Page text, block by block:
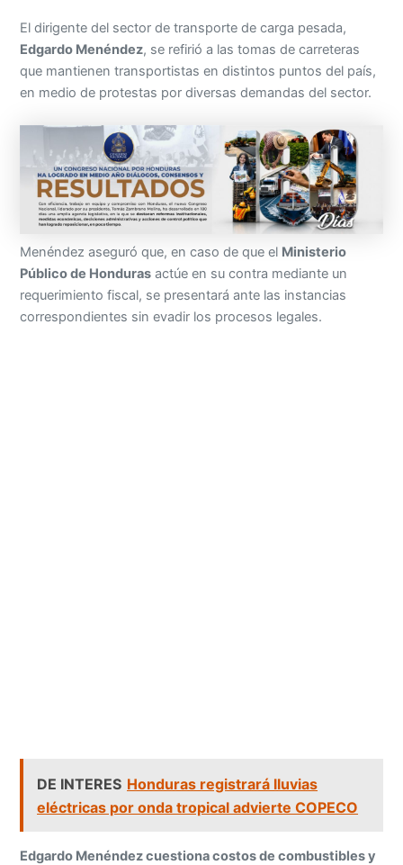
El dirigente del sector de transporte de carga pesada,
Edgardo Menéndez, se refirió a las tomas de carreteras
que mantienen transportistas en distintos puntos del país,
en medio de protestas por diversas demandas del sector.
Menéndez aseguró que, en caso de que el Ministerio
Público de Honduras actúe en su contra mediante un
requerimiento fiscal, se presentará ante las instancias
correspondientes sin evadir los procesos legales.
DE INTERES Honduras registrará lluvias
eléctricas por onda tropical advierte COPECO
Edgardo Menéndez cuestiona costos de combustibles y